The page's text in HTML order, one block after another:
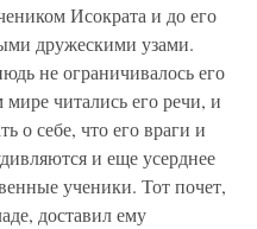
Исократа и до его
дружескими узами.
не ограничивалось его
читались его речи, и
о себе, что его враги и
и еще усерднее
ученики. Тот почет,
доставил ему